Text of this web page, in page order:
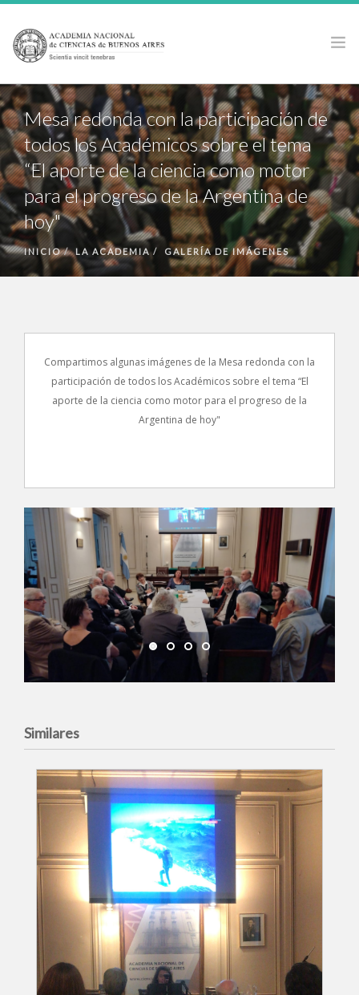
LA ACADEMIA
ACTIVIDADES
PUBLICACIONES
PREMIOS Y BECAS
NOTICIAS
ANCBA EN LOS MEDIOS
Mesa redonda con la participación de
todos los Académicos sobre el tema
“El aporte de la ciencia como motor
para el progreso de la Argentina de
hoy"
INICIO LA ACADEMIA GALERÍA DE IMÁGENES
Compartimos algunas imágenes de la Mesa redonda con la
participación de todos los Académicos sobre el tema “El
aporte de la ciencia como motor para el progreso de la
Argentina de hoy"
Similares